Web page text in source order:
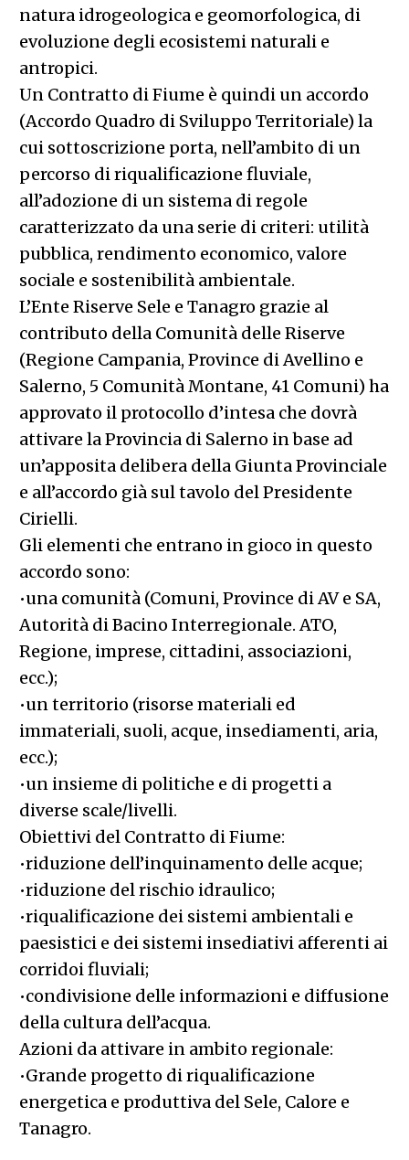
natura idrogeologica e geomorfologica, di
evoluzione degli ecosistemi naturali e
antropici.
Un Contratto di Fiume è quindi un accordo
(Accordo Quadro di Sviluppo Territoriale) la
cui sottoscrizione porta, nell’ambito di un
percorso di riqualificazione fluviale,
all’adozione di un sistema di regole
caratterizzato da una serie di criteri: utilità
pubblica, rendimento economico, valore
sociale e sostenibilità ambientale.
L’Ente Riserve Sele e Tanagro grazie al
contributo della Comunità delle Riserve
(Regione Campania, Province di Avellino e
Salerno, 5 Comunità Montane, 41 Comuni) ha
approvato il protocollo d’intesa che dovrà
attivare la Provincia di Salerno in base ad
un’apposita delibera della Giunta Provinciale
e all’accordo già sul tavolo del Presidente
Cirielli.
Gli elementi che entrano in gioco in questo
accordo sono:
•una comunità (Comuni, Province di AV e SA,
Autorità di Bacino Interregionale. ATO,
Regione, imprese, cittadini, associazioni,
ecc.);
•un territorio (risorse materiali ed
immateriali, suoli, acque, insediamenti, aria,
ecc.);
•un insieme di politiche e di progetti a
diverse scale/livelli.
Obiettivi del Contratto di Fiume:
•riduzione dell’inquinamento delle acque;
•riduzione del rischio idraulico;
•riqualificazione dei sistemi ambientali e
paesistici e dei sistemi insediativi afferenti ai
corridoi fluviali;
•condivisione delle informazioni e diffusione
della cultura dell’acqua.
Azioni da attivare in ambito regionale:
•Grande progetto di riqualificazione
energetica e produttiva del Sele, Calore e
Tanagro.